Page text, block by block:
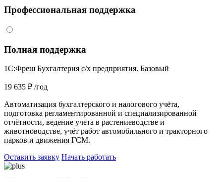
Профессиональная поддержка
Полная поддержка
1С:Фреш Бухгалтерия с/х предприятия. Базовый
19 635 ₽ /год
Автоматизация бухгалтерского и налогового учёта,
подготовка регламентированной и специализированной
отчётности, ведение учета в растениеводстве и
животноводстве, учёт работ автомобильного и тракторного
парков и движения ГСМ.
Оставить заявку Начать работать